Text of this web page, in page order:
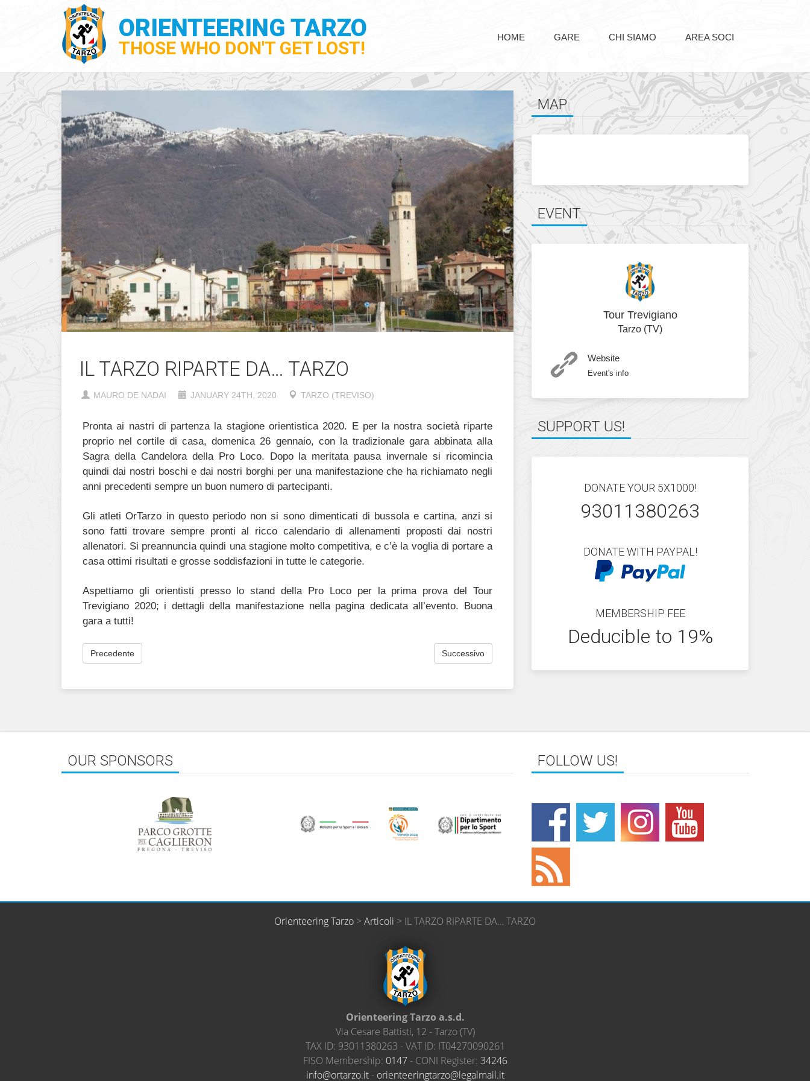
ORIENTEERING TARZO
THOSE WHO DON'T GET LOST! HOME GARE CHI SIAMO AREA SOCI
IL TARZO RIPARTE DA… TARZO
MAURO DE NADAI JANUARY 24TH, 2020 TARZO (TREVISO)
Pronta ai nastri di partenza la stagione orientistica 2020. E per la nostra società riparte
proprio nel cortile di casa, domenica 26 gennaio, con la tradizionale gara abbinata alla
Sagra della Candelora della Pro Loco. Dopo la meritata pausa invernale si ricomincia
quindi dai nostri boschi e dai nostri borghi per una manifestazione che ha richiamato negli
anni precedenti sempre un buon numero di partecipanti.
Gli atleti OrTarzo in questo periodo non si sono dimenticati di bussola e cartina, anzi si
sono fatti trovare sempre pronti al ricco calendario di allenamenti proposti dai nostri
allenatori. Si preannuncia quindi una stagione molto competitiva, e c’è la voglia di portare a
casa ottimi risultati e grosse soddisfazioni in tutte le categorie.
Aspettiamo gli orientisti presso lo stand della Pro Loco per la prima prova del Tour
Trevigiano 2020; i dettagli della manifestazione nella pagina dedicata all’evento. Buona
gara a tutti!
Precedente Successivo
MAP
EVENT
Tour Trevigiano
Tarzo (TV)
Website
Event's info
SUPPORT US!
DONATE YOUR 5X1000!
93011380263
DONATE WITH PAYPAL!
MEMBERSHIP FEE
Deducible to 19%
OUR SPONSORS FOLLOW US!
Orienteering Tarzo > Articoli > IL TARZO RIPARTE DA… TARZO
Orienteering Tarzo a.s.d.
Via Cesare Battisti, 12 -Tarzo(TV)
TAX ID: 93011380263 - VAT ID: IT04270090261
FISO Membership: 0147- CONI Register: 34246
ti.li
amlag
el@oz
ratgn
ireet
neiro
-
ti.oz
ratro
@ofni